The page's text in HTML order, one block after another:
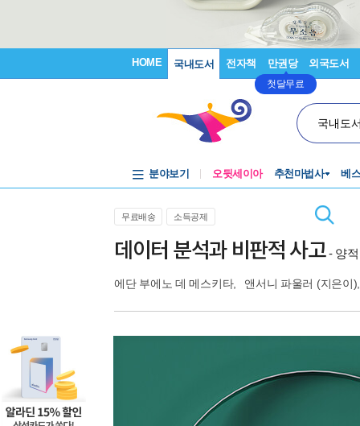
HOME 국내도서 전자책 만권당
첫달무료
외국도서
국내도
분야보기 오뒷세이아 추천마법사 베
무료배송 소득공제
데이터 분석과 비판적 사고- 양
에단 부에노 데 메스키타, 앤서니 파울러 (지은이),